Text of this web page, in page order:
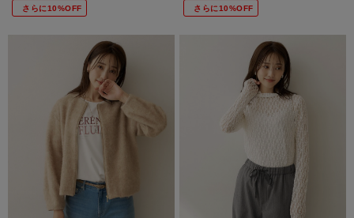
さらに10%OFF さらに10%OFF